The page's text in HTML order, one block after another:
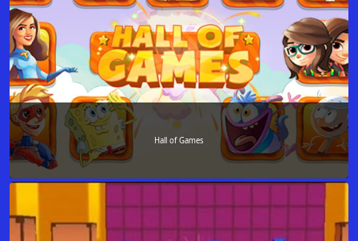
Hall of Games